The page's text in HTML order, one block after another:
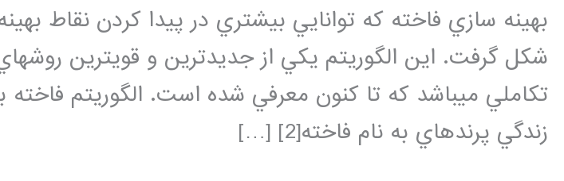
شكل گرفت. اين الگوريتم يكي از جديدترين و قويترين
تكاملي ميباشد كه تا كنون معرفي شده است. الگوريتم فاخته
زندگي پرندهاي به نام فاخته[2] […]